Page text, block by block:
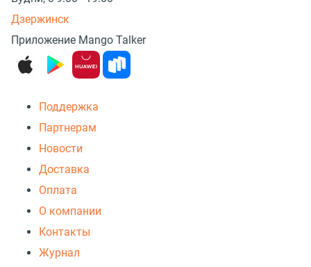
Дзержинск
Приложение Mango Talker
Поддержка
Партнерам
Новости
Доставка
Оплата
О компании
Контакты
Журнал